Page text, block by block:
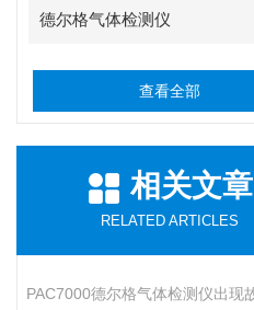
德尔格气体检测仪
查看全部
相关文章
RELATED ARTICLES